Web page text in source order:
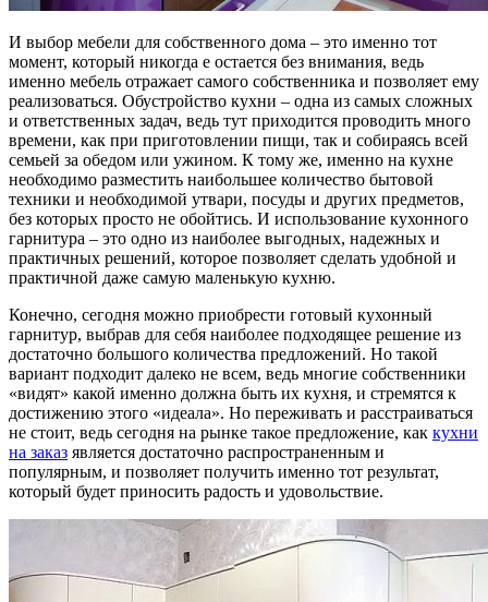
И выбор мебели для собственного дома – это именно тот
момент, который никогда е остается без внимания, ведь
именно мебель отражает самого собственника и позволяет ему
реализоваться. Обустройство кухни – одна из самых сложных
и ответственных задач, ведь тут приходится проводить много
времени, как при приготовлении пищи, так и собираясь всей
семьей за обедом или ужином. К тому же, именно на кухне
необходимо разместить наибольшее количество бытовой
техники и необходимой утвари, посуды и других предметов,
без которых просто не обойтись. И использование кухонного
гарнитура – это одно из наиболее выгодных, надежных и
практичных решений, которое позволяет сделать удобной и
практичной даже самую маленькую кухню.
Конечно, сегодня можно приобрести готовый кухонный
гарнитур, выбрав для себя наиболее подходящее решение из
достаточно большого количества предложений. Но такой
вариант подходит далеко не всем, ведь многие собственники
«видят» какой именно должна быть их кухня, и стремятся к
достижению этого «идеала». Но переживать и расстраиваться
не стоит, ведь сегодня на рынке такое предложение, как кухни
на заказ является достаточно распространенным и
популярным, и позволяет получить именно тот результат,
который будет приносить радость и удовольствие.